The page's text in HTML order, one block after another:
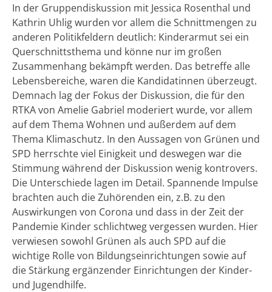
In der Gruppendiskussion mit Jessica Rosenthal und
Kathrin Uhlig wurden vor allem die Schnittmengen zu
anderen Politikfeldern deutlich: Kinderarmut sei ein
Querschnittsthema und könne nur im großen
Zusammenhang bekämpft werden. Das betreffe alle
Lebensbereiche, waren die Kandidatinnen überzeugt.
Demnach lag der Fokus der Diskussion, die für den
RTKA von Amelie Gabriel moderiert wurde, vor allem
auf dem Thema Wohnen und außerdem auf dem
Thema Klimaschutz. In den Aussagen von Grünen und
SPD herrschte viel Einigkeit und deswegen war die
Stimmung während der Diskussion wenig kontrovers.
Die Unterschiede lagen im Detail. Spannende Impulse
brachten auch die Zuhörenden ein, z.B. zu den
Auswirkungen von Corona und dass in der Zeit der
Pandemie Kinder schlichtweg vergessen wurden. Hier
verwiesen sowohl Grünen als auch SPD auf die
wichtige Rolle von Bildungseinrichtungen sowie auf
die Stärkung ergänzender Einrichtungen der Kinder-
und Jugendhilfe.